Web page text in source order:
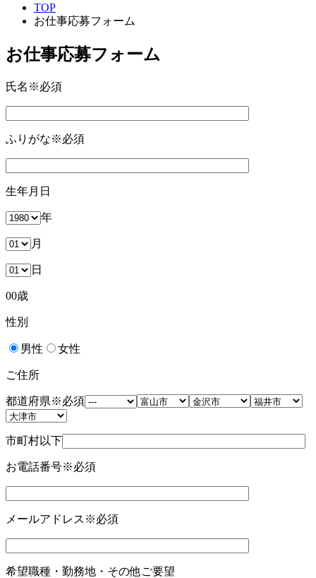
TOP
お仕事応募フォーム
お仕事応募フォーム
氏名 ※必須
ふりがな※必須
生年月日
年
月
日
00歳
性別
男性 女性
ご住所
都道府県※必須
市町村以下
お電話番号※必須
メールアドレス ※必須
希望職種・勤務地・その他ご要望